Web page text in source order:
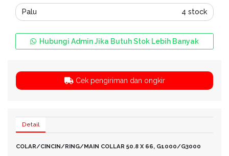
Palu 4 stock
Hubungi Admin Jika Butuh Stok Lebih Banyak
Cek pengiriman dan ongkir
Detail
COLAR/CINCIN/RING/MAIN COLLAR 50.8 X 66, G1000/G3000